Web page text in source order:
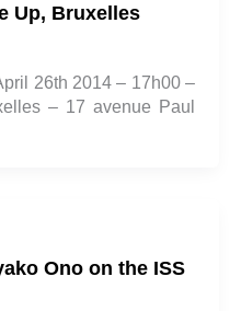
Up, Bruxelles
26th 2014 – 17h00 –
– 17 avenue Paul
Ono on the ISS